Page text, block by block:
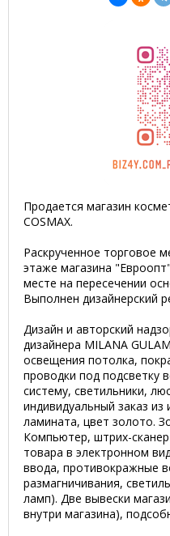
Продается магазин
COSMAX.
Раскрученное торговое
этаже магазина
месте на пересечении
Выполнен дизайнерский
Дизайн и авторский
дизайнера MILANA
освещения потолка,
проводки под подсветку
систему, светильники,
индивидуальный заказ
ламината, цвет золото.
Компьютер, штрих-
товара в электронном
ввода, противокражные
размагничивания,
ламп). Две вывески
внутри магазина),